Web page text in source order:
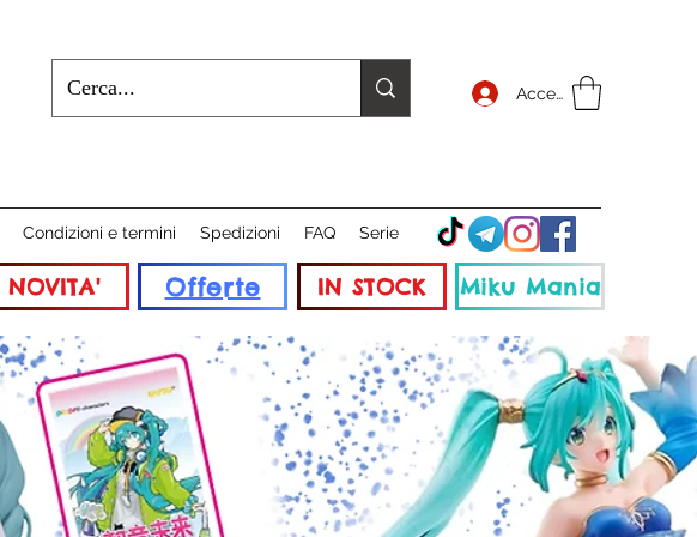
Accedi
Condizioni e termini Spedizioni FAQ Serie
NOVITA' Offerte IN STOCK Miku Mania